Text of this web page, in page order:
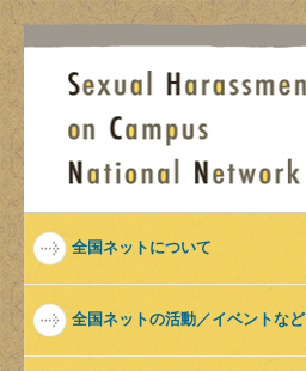
全国ネットについて
全国ネットの活動／イベントなど